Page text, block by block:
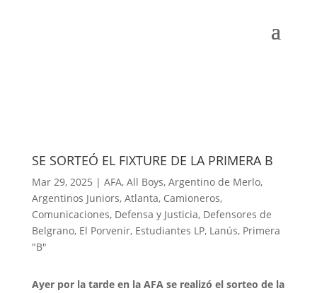
SE SORTEÓ EL FIXTURE DE LA PRIMERA B
Mar 29, 2025 | AFA, All Boys, Argentino de Merlo,
Argentinos Juniors, Atlanta, Camioneros,
Comunicaciones, Defensa y Justicia, Defensores de
Belgrano, El Porvenir, Estudiantes LP, Lanús, Primera
"B"
Ayer por la tarde en la AFA se realizó el sorteo de la